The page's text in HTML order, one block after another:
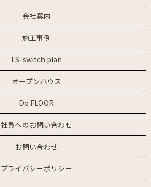
会社案内
施工事例
LS-switch plan
オープンハウス
Do FLOOR
社員へのお問い合わせ
お問い合わせ
プライバシーポリシー